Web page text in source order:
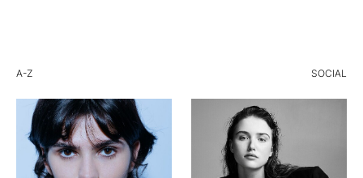
A-Z SOCIAL